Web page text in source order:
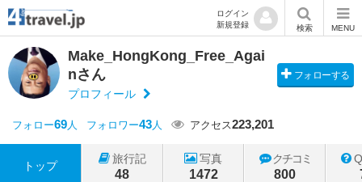
ログイン
新規登録
検索 MENU
Make_HongKong_Free_Agai
nさん
プロフィール
フォローする
フォロー69人 フォロワー43人 アクセス223,201
トップ
旅行記
48
写真
1472
クチコミ
800